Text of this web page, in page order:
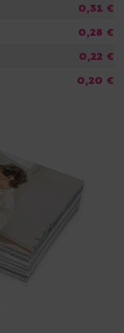
0,31 €
0,28 €
0,22 €
0,20 €